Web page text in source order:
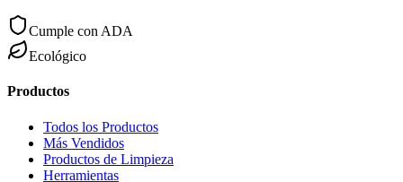
Cumple con ADA
Ecológico
Productos
Todos los Productos
Más Vendidos
Productos de Limpieza
Herramientas